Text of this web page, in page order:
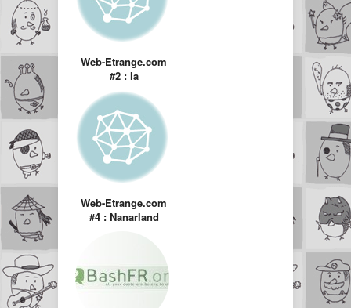
Web-Etrange.com
#2 : la
Désencyclopédie
Web-Etrange.com
#4 : Nanarland